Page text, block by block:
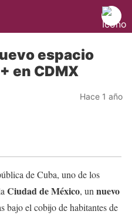
espacio
en CDMX
Hace 1 año
de Cuba, uno de los
Ciudad de México, un nuevo
bajo el cobijo de habitantes de